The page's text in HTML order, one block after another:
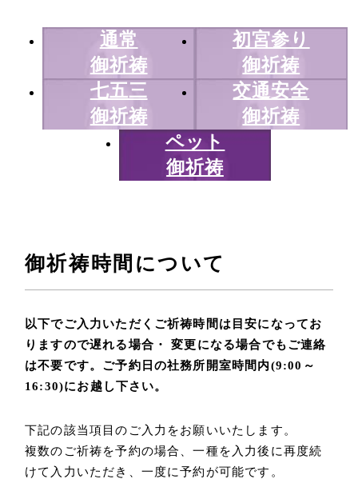
通常
御祈祷
初宮参り
御祈祷
七五三
御祈祷
交通安全
御祈祷
ペット
御祈祷
御祈祷時間について
以下でご入力いただくご祈祷時間は目安になってお
りますので遅れる場合・ 変更になる場合でもご連絡
は不要です。ご予約日の社務所開室時間内(9:00～
16:30)にお越し下さい。
下記の該当項目のご入力をお願いいたします。
複数のご祈祷を予約の場合、一種を入力後に再度続
けて入力いただき、一度に予約が可能です。